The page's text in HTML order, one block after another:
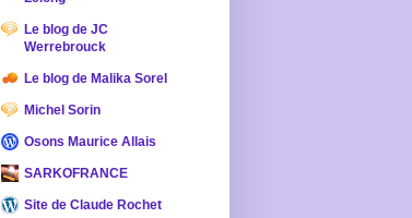
Le blog de JC
Werrebrouck
Le blog de Malika Sorel
Michel Sorin
Osons Maurice Allais
SARKOFRANCE
Site de Claude Rochet